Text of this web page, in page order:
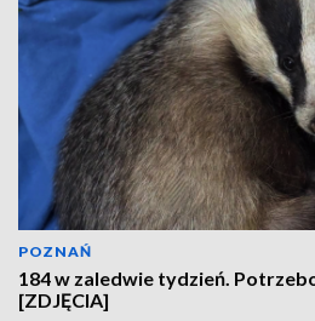
POZNAŃ
184 w zaledwie tydzień.
[ZDJĘCIA]